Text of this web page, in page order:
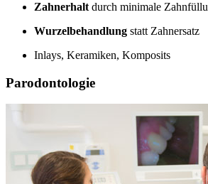
Zahnerhalt durch minimale
Wurzelbehandlung statt Zahnersatz
Inlays, Keramiken, Komposits
Parodontologie